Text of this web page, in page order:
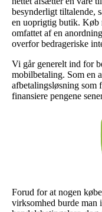
besynderligt tiltalende,
en uoprigtig butik. Køb
omfattet af en
overfor bedrageriske
Vi går generelt ind for
mobilbetaling. Som en
afbetalingsløsning som
finansiere pengene
Forud for at nogen
virksomhed burde man